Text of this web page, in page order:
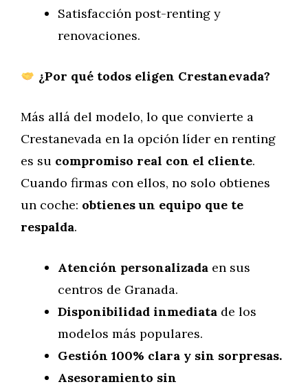
Satisfacción post-renting y
renovaciones.
¿Por qué todos eligen Crestanevada?
Más allá del modelo, lo que convierte a
Crestanevada en la opción líder en renting
es su compromiso real con el cliente.
Cuando firmas con ellos, no solo obtienes
un coche: obtienes un equipo que te
respalda.
Atención personalizada en sus
centros de Granada.
Disponibilidad inmediata de los
modelos más populares.
Gestión 100% clara y sin sorpresas.
Asesoramiento sin